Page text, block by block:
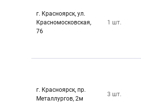
г. Красноярск, ул.
Красномосковская,
76
1 шт.
г. Красноярск, пр.
Металлургов, 2м
3 шт.